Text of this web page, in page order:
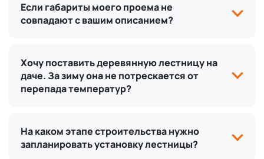
Если габариты моего проема не
совпадают с вашим описанием?
Хочу поставить деревянную лестницу на
даче. За зиму она не потрескается от
перепада температур?
На каком этапе строительства нужно
запланировать установку лестницы?